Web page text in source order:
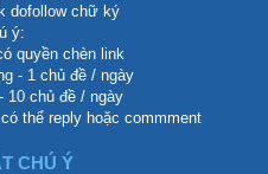
dofollow chữ ký
ý:
quyền chèn link
- 1 chủ đề / ngày
10 chủ đề / ngày
thể reply hoặc commment
CHÚ Ý